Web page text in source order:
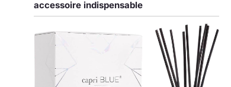
accessoire indispensable